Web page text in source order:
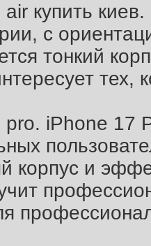
купить
с
тонкий
тех,
iPhone 17
корпус и